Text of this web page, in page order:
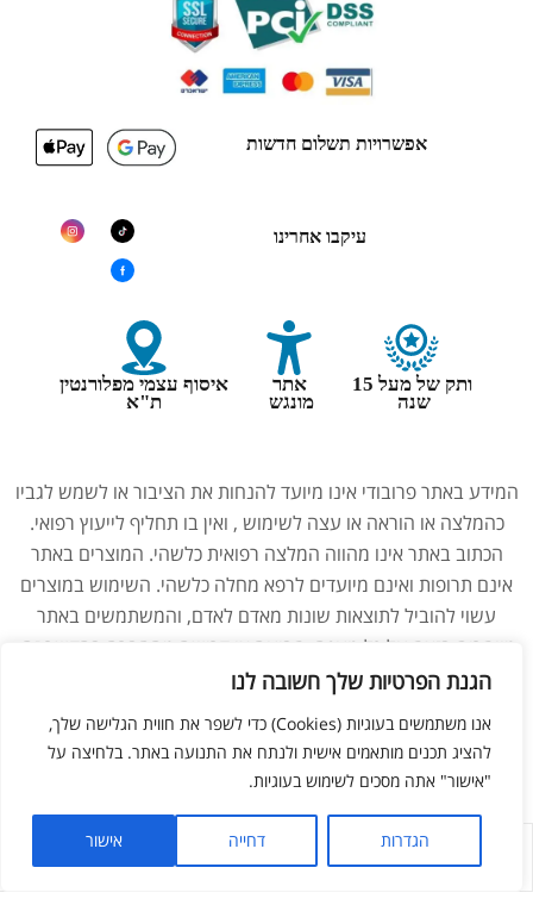
הגנת הפרטיות שלך חשובה לנו
אנו משתמשים בעוגיות (Cookies) כדי לשפר את חווית הגלישה שלך,
להציג תכנים מותאמים אישית ולנתח את התנועה באתר. בלחיצה על
"אישור" אתה מסכים לשימוש בעוגיות.
הגדרות דחייה אישור
לחנות החשבון שלי מועדפים חפש
אפשרויות תשלום חדשות
עיקבו אחרינו
ותק של מעל 15
שנה
אתר
מונגש
איסוף עצמי מפלורנטין
ת"א
המידע באתר פרובודי אינו מיועד להנחות את הציבור או לשמש לגביו
כהמלצה או הוראה או עצה לשימוש , ואין בו תחליף לייעוץ רפואי.
הכתוב באתר אינו מהווה המלצה רפואית כלשהי. המוצרים באתר
אינם תרופות ואינם מיועדים לרפא מחלה כלשהי. השימוש במוצרים
עשוי להוביל לתוצאות שונות מאדם לאדם, והמשתמשים באתר
מוותרים בזאת על כל טענה, תביעה או דרישה מהחברה בהקשר זה.
נשים בהיריון, מניקות, ילדים והנוטלים תרופות מרשם – יש להיוועץ